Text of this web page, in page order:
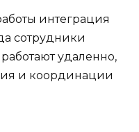
интеграция
сотрудники
удаленно,
и координации